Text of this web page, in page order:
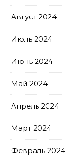
Август 2024
Июль 2024
Июнь 2024
Май 2024
Апрель 2024
Март 2024
Февраль 2024